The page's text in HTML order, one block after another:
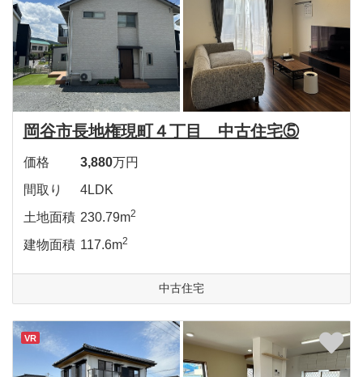
岡谷市長地権現町４丁目 中古住宅⑤
価格 3,880万円
間取り
4LDK
土地面積 230.79m2
建物面積 117.6m2
中古住宅
VR